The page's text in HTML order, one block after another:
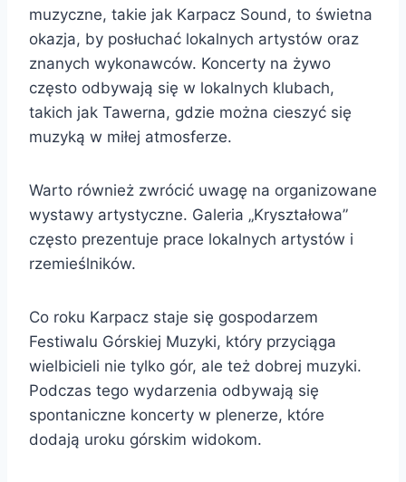
muzyczne, takie jak Karpacz Sound, to świetna
okazja, by posłuchać lokalnych artystów oraz
znanych wykonawców. Koncerty na żywo
często odbywają się w lokalnych klubach,
takich jak Tawerna, gdzie można cieszyć się
muzyką w miłej atmosferze.
Warto również zwrócić uwagę na organizowane
wystawy artystyczne. Galeria „Kryształowa”
często prezentuje prace lokalnych artystów i
rzemieślników.
Co roku Karpacz staje się gospodarzem
Festiwalu Górskiej Muzyki, który przyciąga
wielbicieli nie tylko gór, ale też dobrej muzyki.
Podczas tego wydarzenia odbywają się
spontaniczne koncerty w plenerze, które
dodają uroku górskim widokom.